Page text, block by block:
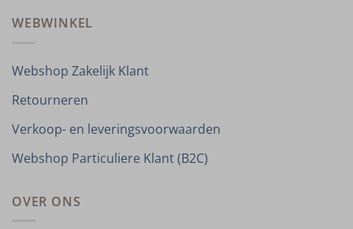
WEBWINKEL
Webshop Zakelijk Klant
Retourneren
Verkoop- en leveringsvoorwaarden
Webshop Particuliere Klant (B2C)
OVER ONS